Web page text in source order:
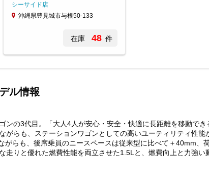
シーサイド店
沖縄県豊見城市与根50-133
在庫 48 件
ル情報
ンの3代目。「大人4人が安心・安全・快適に長距離を移動で
がらも、ステーションワゴンとしての高いユーティリティ性
がらも、後席乗員のニースペースは従来型に比べて＋40mm
走りと優れた燃費性能を両立させた1.5Lと、燃費向上と力強